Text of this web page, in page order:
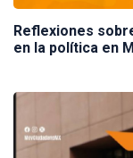
Reflexiones
en la política en